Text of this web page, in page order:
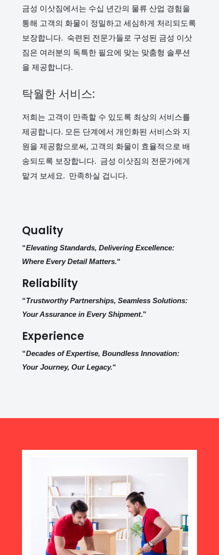
금성 이삿짐에서는 수십 년간의 물류 산업 경험을
통해 고객의 화물이 정밀하고 세심하게 처리되도록
보장합니다. 숙련된 전문가들로 구성된 금성 이삿
짐은 여러분의 독특한 필요에 맞는 맞춤형 솔루션
을 제공합니다.
탁월한 서비스:
저희는 고객이 만족할 수 있도록 최상의 서비스를
제공합니다. 모든 단계에서 개인화된 서비스와 지
원을 제공함으로써, 고객의 화물이 효율적으로 배
송되도록 보장합니다. 금성 이삿짐의 전문가에게
맡겨 보세요. 만족하실 겁니다.
Quality
“Elevating Standards, Delivering Excellence:
Where Every Detail Matters.“
Reliability
“Trustworthy Partnerships, Seamless Solutions:
Your Assurance in Every Shipment.”
Experience
“Decades of Expertise, Boundless Innovation:
Your Journey, Our Legacy.“